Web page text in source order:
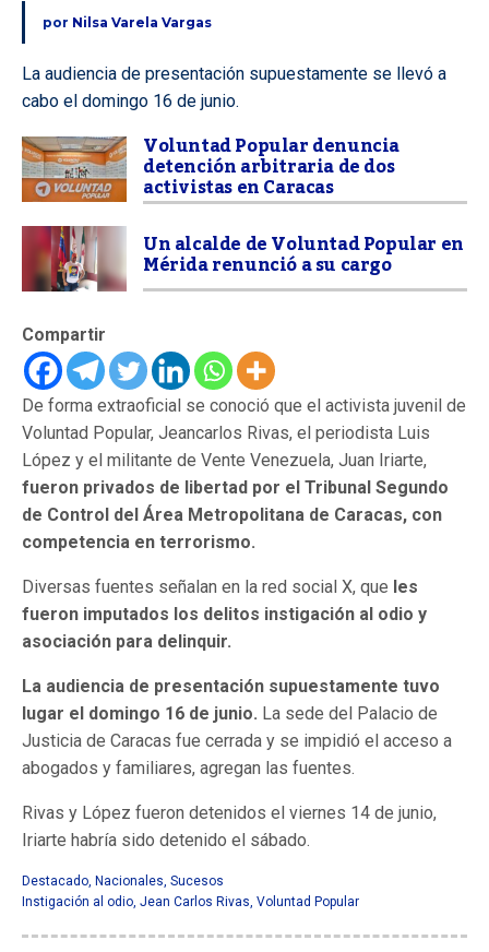
por Nilsa Varela Vargas
La audiencia de presentación supuestamente se llevó a
cabo el domingo 16 de junio.
Voluntad Popular denuncia
detención arbitraria de dos
activistas en Caracas
Un alcalde de Voluntad Popular en
Mérida renunció a su cargo
Compartir
De forma extraoficial se conoció que el activista juvenil de
Voluntad Popular, Jeancarlos Rivas, el periodista Luis
López y el militante de Vente Venezuela, Juan Iriarte,
fueron privados de libertad por el Tribunal Segundo
de Control del Área Metropolitana de Caracas, con
competencia en terrorismo.
Diversas fuentes señalan en la red social X, que les
fueron imputados los delitos instigación al odio y
asociación para delinquir.
La audiencia de presentación supuestamente tuvo
lugar el domingo 16 de junio. La sede del Palacio de
Justicia de Caracas fue cerrada y se impidió el acceso a
abogados y familiares, agregan las fuentes.
Rivas y López fueron detenidos el viernes 14 de junio,
Iriarte habría sido detenido el sábado.
Destacado, Nacionales, Sucesos
Instigación al odio, Jean Carlos Rivas, Voluntad Popular